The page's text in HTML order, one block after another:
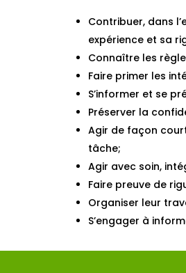
Contribuer, dans
expérience et sa
Connaître les
Faire primer les
S’informer et se
Préserver la
Agir de façon
tâche;
Agir avec soin,
Faire preuve de
Organiser leur
S’engager à